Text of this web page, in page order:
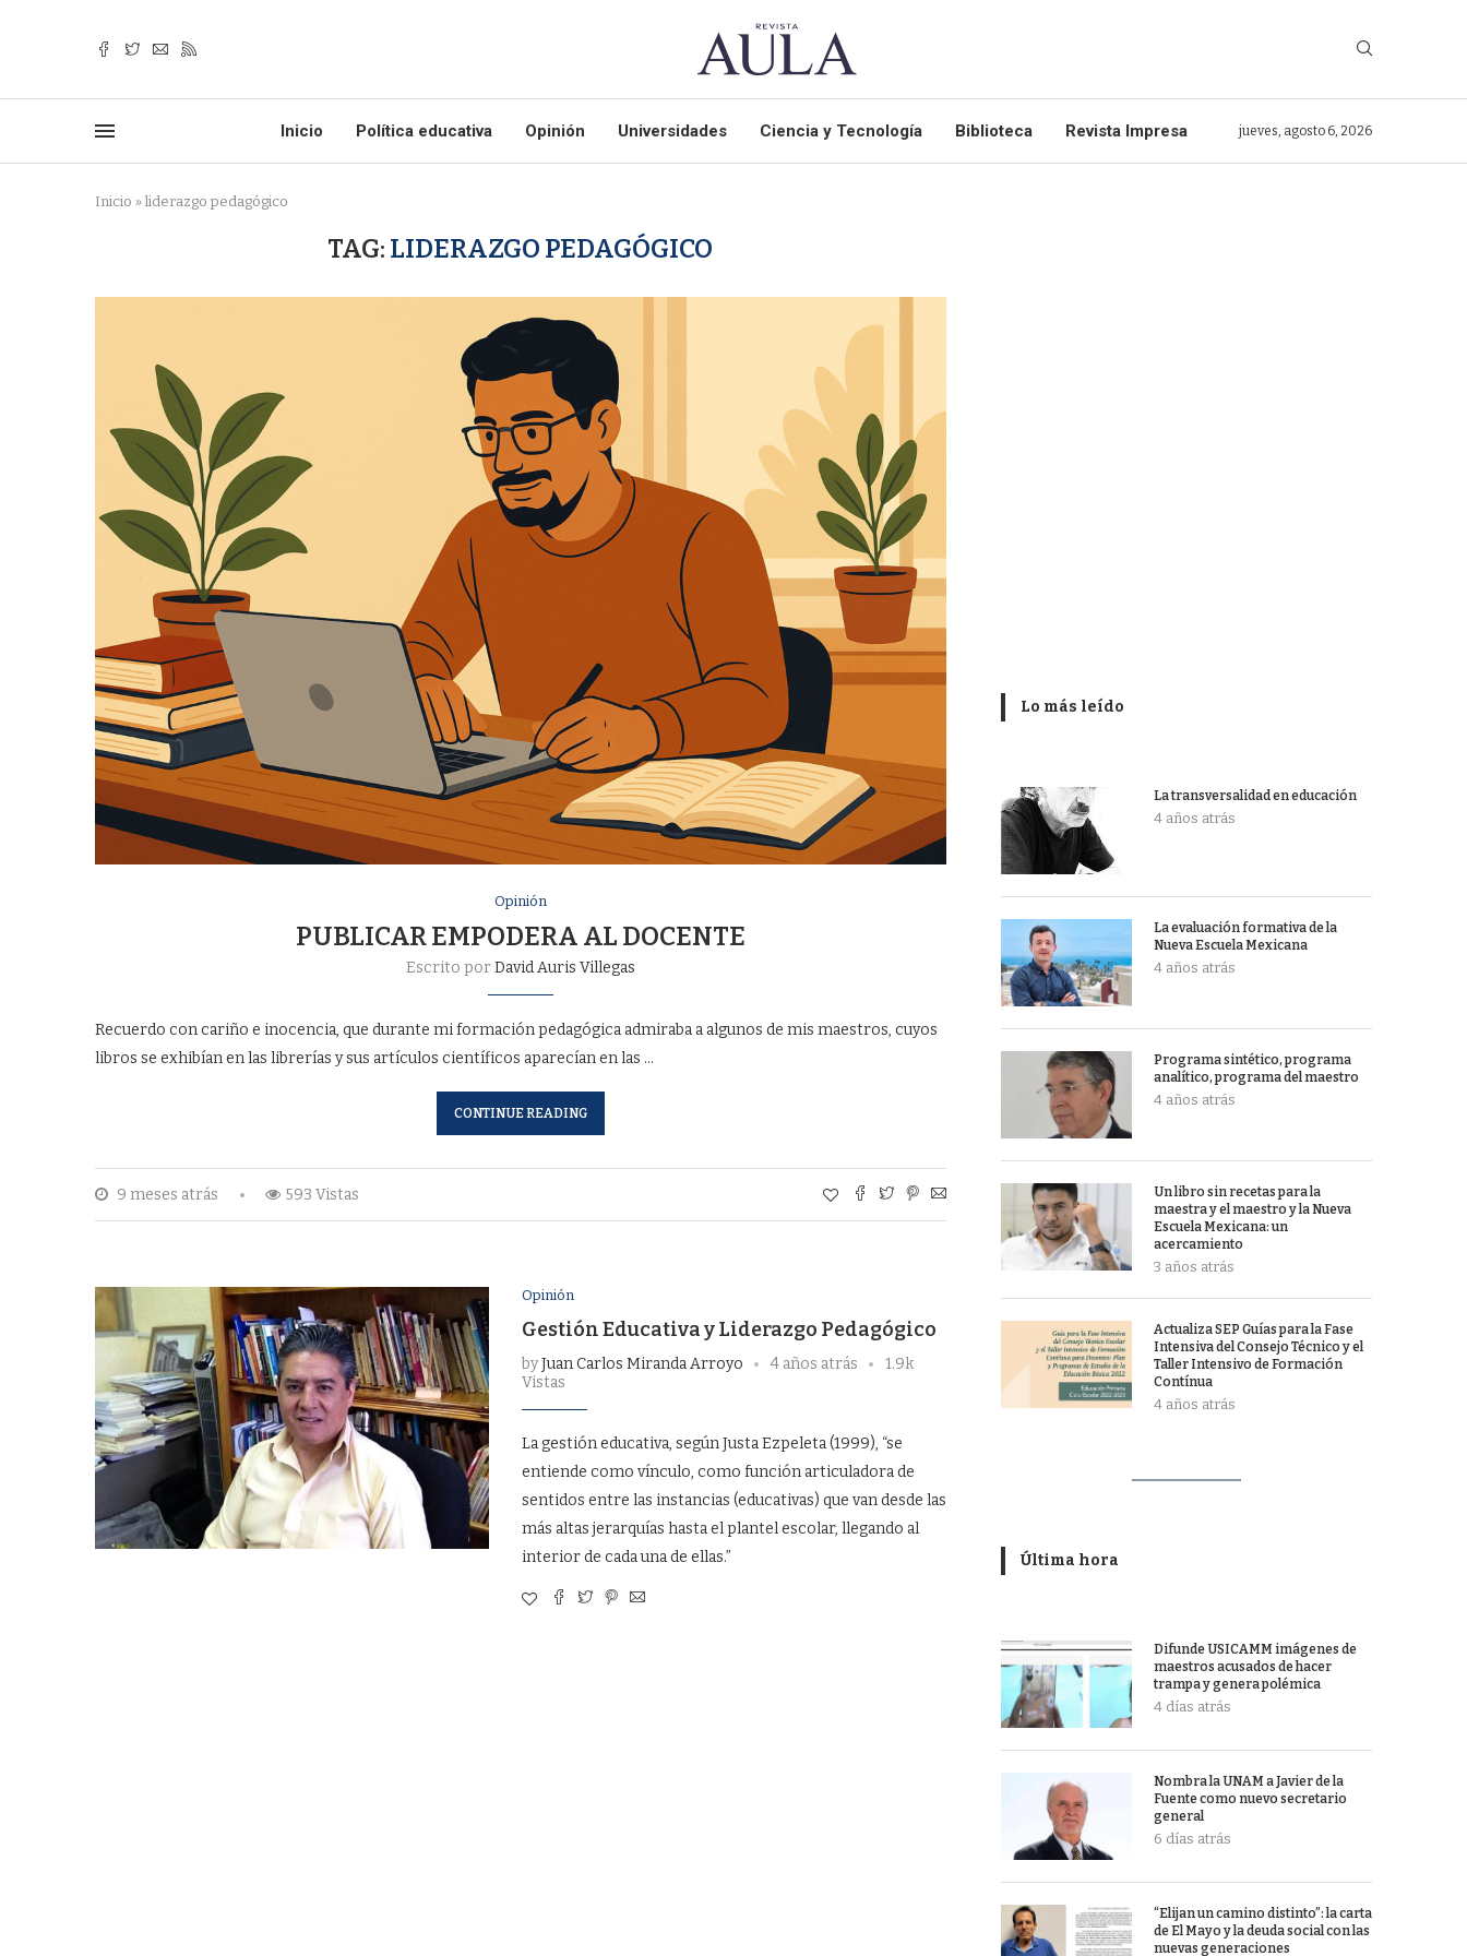
Inicio Política educativa Opinión Universidades Ciencia y Tecnología Biblioteca Revista Impresa jueves, agosto 6, 2026
Inicio » liderazgo pedagógico
TAG: LIDERAZGO PEDAGÓGICO
Opinión
PUBLICAR EMPODERA AL DOCENTE
Escrito porDavid Auris Villegas
Recuerdo con cariño e inocencia, que durante mi formación pedagógica admiraba a algunos de mis maestros, cuyos
libros se exhibían en las librerías y sus artículos científicos aparecían en las …
CONTINUE READING
9 meses atrás 593 Vistas
Opinión
Gestión Educativa y Liderazgo Pedagógico
byJuan Carlos Miranda Arroyo 4 años atrás
1.9k
Vistas
La gestión educativa, según Justa Ezpeleta (1999), “se
entiende como vínculo, como función articuladora de
sentidos entre las instancias (educativas) que van desde las
más altas jerarquías hasta el plantel escolar, llegando al
interior de cada una de ellas.”
Lo más leído
La transversalidad en educación
4 años atrás
La evaluación formativa de la
Nueva Escuela Mexicana
4 años atrás
Programa sintético, programa
analítico, programa del maestro
4 años atrás
Un libro sin recetas para la
maestra y el maestro y la Nueva
Escuela Mexicana: un
acercamiento
3 años atrás
Actualiza SEP Guías para la Fase
Intensiva del Consejo Técnico y el
Taller Intensivo de Formación
Contínua
4 años atrás
Última hora
Difunde USICAMM imágenes de
maestros acusados de hacer
trampa y genera polémica
4 días atrás
Nombra la UNAM a Javier de la
Fuente como nuevo secretario
general
6 días atrás
“Elijan un camino distinto”: la carta
de El Mayo y la deuda social con las
nuevas generaciones